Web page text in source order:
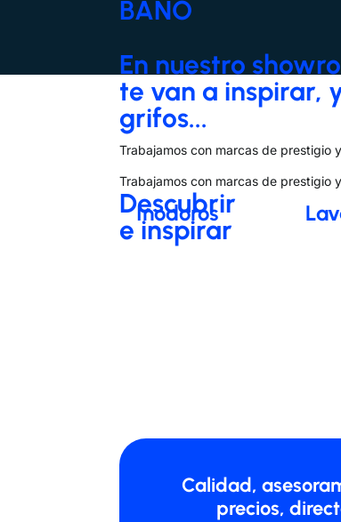
BAÑO
En nuestro
te van a inspirar,
grifos...
Trabajamos con marcas de prestigio
Trabajamos con marcas de prestigio
Descubrir
e inspirar
Inodoros
Calidad,
precios,